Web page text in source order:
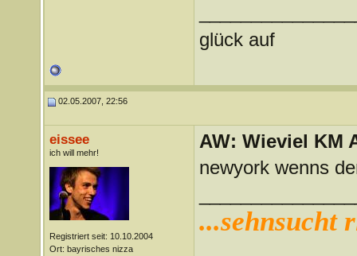
glück auf
02.05.2007, 22:56
eissee
ich will mehr!
Registriert seit: 10.10.2004
Ort: bayrisches nizza
AW: Wieviel KM
newyork wenns
...sehnsucht